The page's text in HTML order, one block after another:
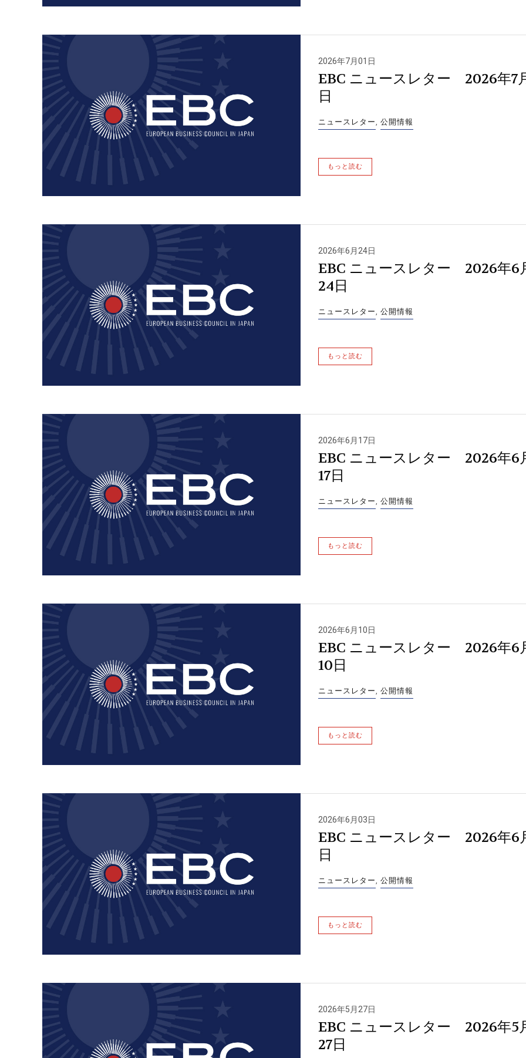
2026年7月01日
EBC ニュースレター 2026年7
日
ニュースレター, 公開情報
もっと読む
2026年6月24日
EBC ニュースレター 2026年6
24日
ニュースレター, 公開情報
もっと読む
2026年6月17日
EBC ニュースレター 2026年6
17日
ニュースレター, 公開情報
もっと読む
2026年6月10日
EBC ニュースレター 2026年6
10日
ニュースレター, 公開情報
もっと読む
2026年6月03日
EBC ニュースレター 2026年6
日
ニュースレター, 公開情報
もっと読む
2026年5月27日
EBC ニュースレター 2026年5
27日